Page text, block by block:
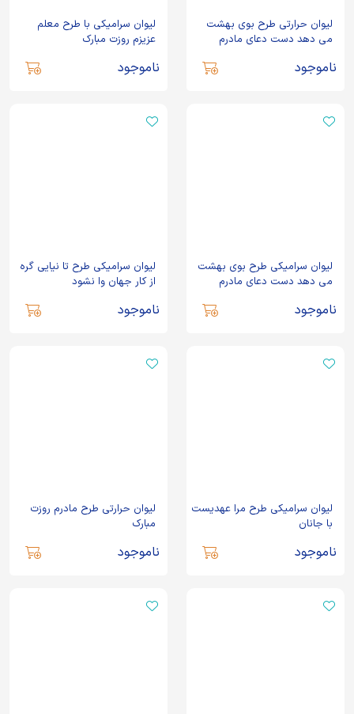
لیوان حرارتی طرح بوی بهشت
می دهد دست دعای مادرم
ناموجود
لیوان سرامیکی با طرح معلم
عزیزم روزت مبارک
ناموجود
لیوان سرامیکی طرح بوی بهشت
می دهد دست دعای مادرم
ناموجود
لیوان سرامیکی طرح تا نیایی گره
از کار جهان وا نشود
ناموجود
لیوان سرامیکی طرح مرا عهدیست
با جانان
ناموجود
لیوان حرارتی طرح مادرم روزت
مبارک
ناموجود